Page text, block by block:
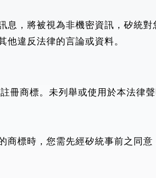
息，將被視為非機密資訊，矽統對
違反法律的言論或資料。
冊商標。未列舉或使用於本法律聲
標時，您需先經矽統事前之同意